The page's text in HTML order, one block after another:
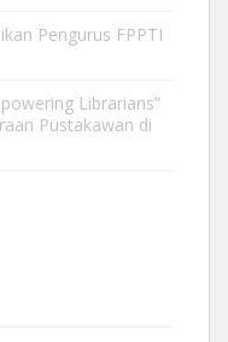
Pengurus FPPTI
Librarians”
Pustakawan di